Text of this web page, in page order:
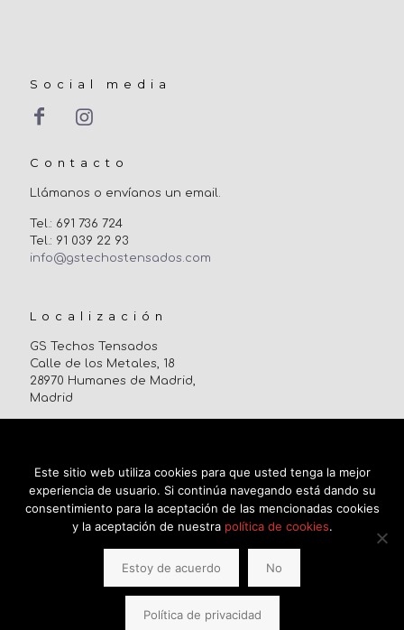
Social media
Contacto
Llámanos o envíanos un email.
Tel.: 691 736 724
Tel.: 91 039 22 93
info@gstechostensados.com
Localización
GS Techos Tensados
Calle de los Metales, 18
28970 Humanes de Madrid,
Madrid
© 2017 GS Techos Tensados. |Aviso Legal|
Este sitio web utiliza cookies para que usted tenga la mejor
experiencia de usuario. Si continúa navegando está dando su
consentimiento para la aceptación de las mencionadas cookies
y la aceptación de nuestra política de cookies.
Estoy de acuerdo No
Política de privacidad